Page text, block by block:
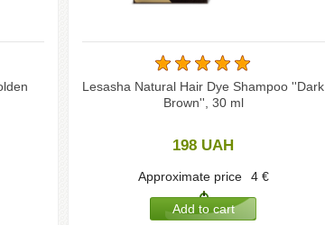
Lesasha Natural Hair Dye Shampoo ''Dark
Brown'', 30 ml
198 UAH
Approximate price 4 €